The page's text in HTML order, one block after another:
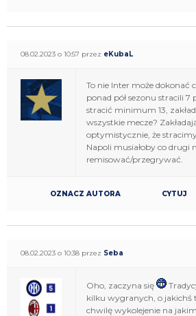
08.02.2023 o 10:57 przez eKubaL
To nie Inter może dokonać
ponad pół sezonu stracili
stracić minimum 13,
wszystkie mecze?
optymistycznie, że
Napoli musiałoby co drugi
remisować/przegrywać.
OZNACZ AUTORA CYTUJ
08.02.2023 o 10:38 przez Seba
Oho, zaczyna się
kilku wygranych, o jakichś
chwilę wykolejenie na